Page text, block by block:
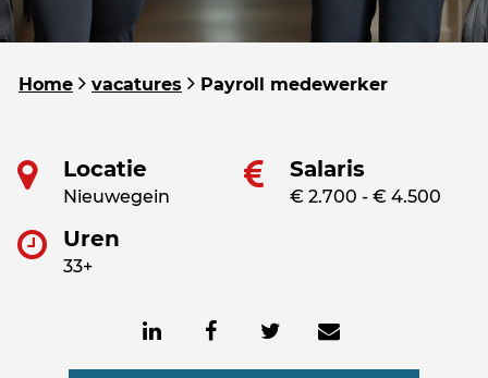
Home vacatures Payroll medewerker
Locatie
Nieuwegein
Salaris
€ 2.700 - € 4.500
Uren
33+